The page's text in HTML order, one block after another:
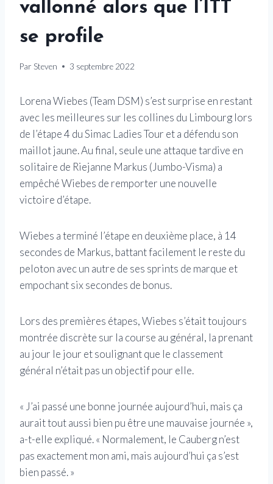
vallonné alors que l’ITT
se profile
Par Steven 3 septembre 2022
Lorena Wiebes (Team DSM) s’est surprise en restant
avec les meilleures sur les collines du Limbourg lors
de l’étape 4 du Simac Ladies Tour et a défendu son
maillot jaune. Au final, seule une attaque tardive en
solitaire de Riejanne Markus (Jumbo-Visma) a
empêché Wiebes de remporter une nouvelle
victoire d’étape.
Wiebes a terminé l’étape en deuxième place, à 14
secondes de Markus, battant facilement le reste du
peloton avec un autre de ses sprints de marque et
empochant six secondes de bonus.
Lors des premières étapes, Wiebes s’était toujours
montrée discrète sur la course au général, la prenant
au jour le jour et soulignant que le classement
général n’était pas un objectif pour elle.
« J’ai passé une bonne journée aujourd’hui, mais ça
aurait tout aussi bien pu être une mauvaise journée »,
a-t-elle expliqué. « Normalement, le Cauberg n’est
pas exactement mon ami, mais aujourd’hui ça s’est
bien passé. »